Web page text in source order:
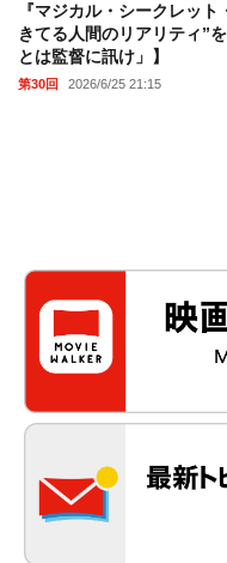
『マジカル・シークレッ
きてる人間のリアリティ”
とは監督に訊け」】
第30回 2026/6/25 21:15